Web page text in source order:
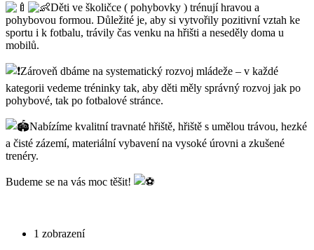
Děti ve školičce ( pohybovky ) trénují hravou a
pohybovou formou. Důležité je, aby si vytvořily pozitivní vztah ke
sportu i k fotbalu, trávily čas venku na hřišti a neseděly doma u
mobilů.
Zároveň dbáme na systematický rozvoj mládeže – v každé
kategorii vedeme tréninky tak, aby děti měly správný rozvoj jak po
pohybové, tak po fotbalové stránce.
Nabízíme kvalitní travnaté hřiště, hřiště s umělou trávou, hezké
a čisté zázemí, materiální vybavení na vysoké úrovni a zkušené
trenéry.
Budeme se na vás moc těšit!
1 zobrazení